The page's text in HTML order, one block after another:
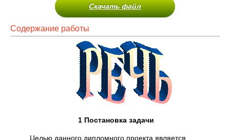
Скачать файл
Содержание работы
1 Постановка задачи
Целью данного дипломного проекта является